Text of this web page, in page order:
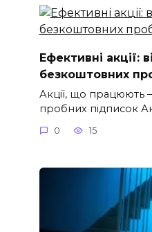
Ефективні акції:
безкоштовних
Акції, що працюють
пробних підписок
0 15